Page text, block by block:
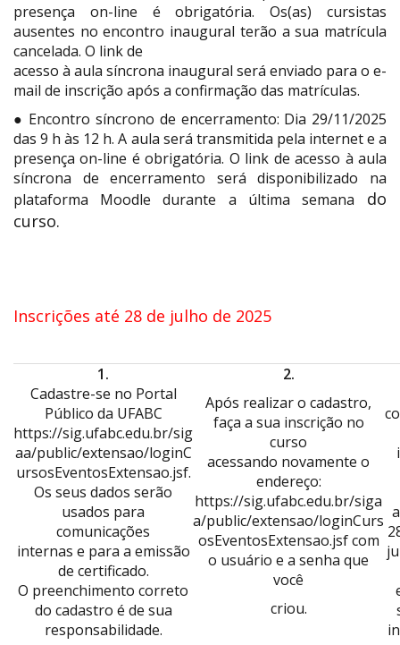
presença on-line é obrigatória. Os(as) cursistas
ausentes no encontro inaugural terão a sua matrícula
cancelada. O link de
acesso à aula síncrona inaugural será enviado para o e-
mail de inscrição após a confirmação das matrículas.
● Encontro síncrono de encerramento: Dia 29/11/2025
das 9 h às 12 h. A aula será transmitida pela internet e a
presença on-line é obrigatória. O link de acesso à aula
síncrona de encerramento será disponibilizado na
plataforma Moodle durante a última semana do
curso.
Inscrições até 28 de julho de 2025
1.
Cadastre-se no Portal
Público da UFABC
https://sig.ufabc.edu.br/sig
aa/public/extensao/loginC
ursosEventosExtensao.jsf.
Os seus dados serão
usados para
comunicações
internas e para a emissão
de certificado.
O preenchimento correto
do cadastro é de sua
responsabilidade.
2.
Após realizar o cadastro,
faça a sua inscrição no
curso
acessando novamente o
endereço:
https://sig.ufabc.edu.br/siga
a/public/extensao/loginCurs
osEventosExtensao.jsf com
o usuário e a senha que
você
criou.